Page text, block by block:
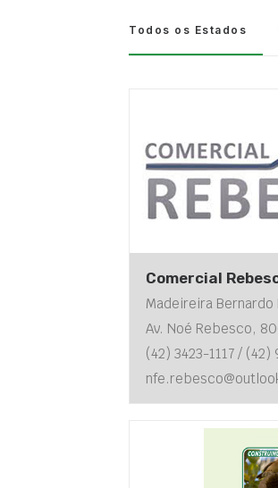
Todos os Estados
Comercial
Madeireira
Av. Noé Rebesco,
(42) 3423-1117 / (42)